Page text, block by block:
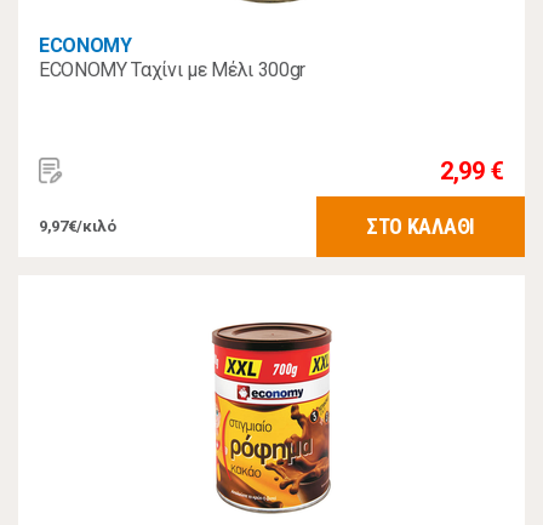
ECONOMY
ECONOMY Ταχίνι με Μέλι 300gr
2,99 €
9,97€/κιλό ΣΤΟ ΚΑΛΑΘΙ